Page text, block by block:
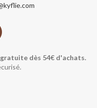
dès 54€ d'achats.